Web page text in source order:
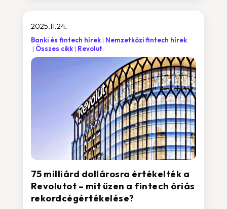
75 milliárd dollárosra értékelték a
Revolutot – mit üzen a fintech óriás
rekordcégértékelése?
2025.11.24.
Banki és fintech hírek
Nemzetközi fintech hírek
Összes cikk
Revolut